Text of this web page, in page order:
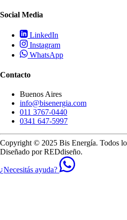
Social Media
LinkedIn
Instagram
WhatsApp
Contacto
Buenos Aires
info@bisenergia.com
011 3767-0440
0341 647-5997
Copyright © 2025 Bis Energía. Todos
Diseñado porREDdiseño.
¿Necesitás ayuda?